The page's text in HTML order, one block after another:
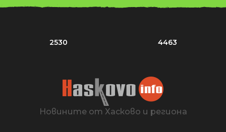
2530 4463
Новините от Хасково и региона